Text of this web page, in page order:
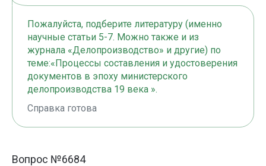
Пожалуйста, подберите литературу (именно
научные статьи 5-7. Можно также и из
журнала «Делопроизводство» и другие) по
теме:«Процессы составления и удостоверения
документов в эпоху министерского
делопроизводства 19 века ».
Справка готова
Вопрос №6684